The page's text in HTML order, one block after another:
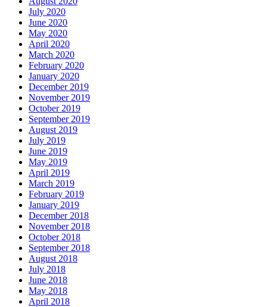
July 2020
June 2020
May 2020
April 2020
March 2020
February 2020
January 2020
December 2019
November 2019
October 2019
September 2019
August 2019
July 2019
June 2019
May 2019
April 2019
March 2019
February 2019
January 2019
December 2018
November 2018
October 2018
September 2018
August 2018
July 2018
June 2018
May 2018
April 2018